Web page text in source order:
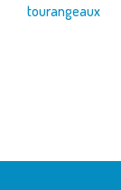
l’article
tourangeaux